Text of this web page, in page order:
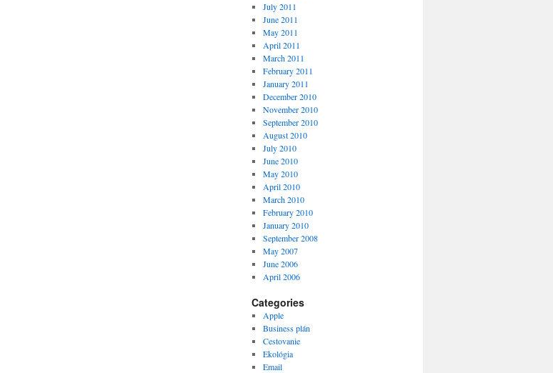
July 2011
June 2011
May 2011
April 2011
March 2011
February 2011
January 2011
December 2010
November 2010
September 2010
August 2010
July 2010
June 2010
May 2010
April 2010
March 2010
February 2010
January 2010
September 2008
May 2007
June 2006
April 2006
Categories
Apple
Business plán
Cestovanie
Ekológia
Email